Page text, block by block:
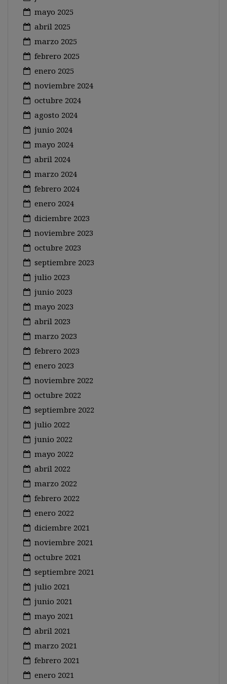
mayo 2025
abril 2025
marzo 2025
febrero 2025
enero 2025
noviembre 2024
octubre 2024
agosto 2024
junio 2024
mayo 2024
abril 2024
marzo 2024
febrero 2024
enero 2024
diciembre 2023
noviembre 2023
octubre 2023
septiembre 2023
julio 2023
junio 2023
mayo 2023
abril 2023
marzo 2023
febrero 2023
enero 2023
noviembre 2022
octubre 2022
septiembre 2022
julio 2022
junio 2022
mayo 2022
abril 2022
marzo 2022
febrero 2022
enero 2022
diciembre 2021
noviembre 2021
octubre 2021
septiembre 2021
julio 2021
junio 2021
mayo 2021
abril 2021
marzo 2021
febrero 2021
enero 2021